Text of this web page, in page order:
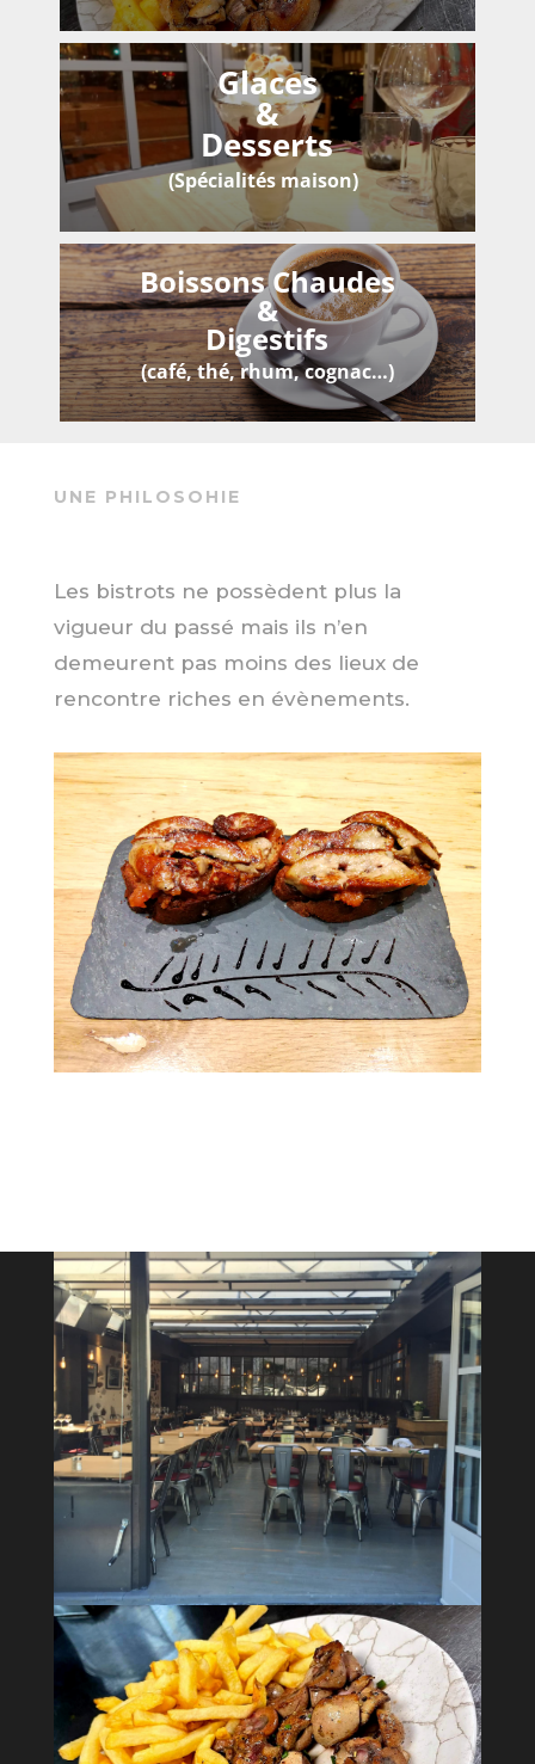
Glaces
&
Desserts
(Spécialités maison)
Boissons Chaudes
&
Digestifs
(café, thé, rhum, cognac…)
UNE PHILOSOHIE
Les bistrots ne possèdent plus la
vigueur du passé mais ils n’en
demeurent pas moins des lieux de
rencontre riches en évènements.